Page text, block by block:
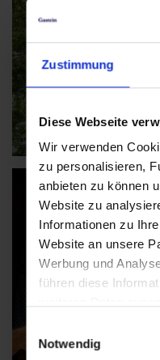
Zustimmung
Diese Webseite
Wir verwenden
zu personalisieren,
anbieten zu können
Website zu
Informationen zu
Website an unsere
Werbung und
führen diese
Nutzung der Dienste
Einwilligungsauswahl
Notwendig